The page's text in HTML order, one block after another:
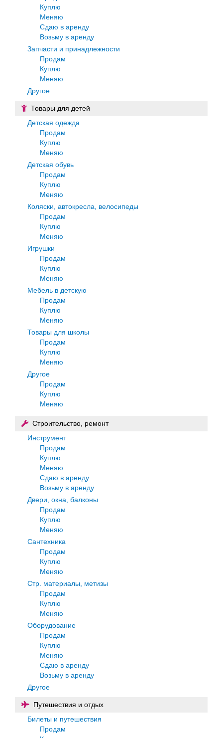
Куплю
Меняю
Сдаю в аренду
Возьму в аренду
Запчасти и принадлежности
Продам
Куплю
Меняю
Другое
Товары для детей
Детская одежда
Продам
Куплю
Меняю
Детская обувь
Продам
Куплю
Меняю
Коляски, автокресла, велосипеды
Продам
Куплю
Меняю
Игрушки
Продам
Куплю
Меняю
Мебель в детскую
Продам
Куплю
Меняю
Товары для школы
Продам
Куплю
Меняю
Другое
Продам
Куплю
Меняю
Строительство, ремонт
Инструмент
Продам
Куплю
Меняю
Сдаю в аренду
Возьму в аренду
Двери, окна, балконы
Продам
Куплю
Меняю
Сантехника
Продам
Куплю
Меняю
Стр. материалы, метизы
Продам
Куплю
Меняю
Оборудование
Продам
Куплю
Меняю
Сдаю в аренду
Возьму в аренду
Другое
Путешествия и отдых
Билеты и путешествия
Продам